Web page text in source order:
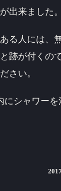
出来ました。
る人には、
跡が付くの
さい。
にシャワー